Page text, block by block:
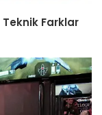
Teknik Farklar